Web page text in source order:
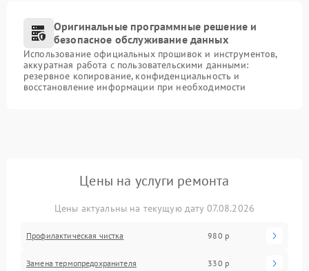
Оригинальные программные решение и
безопасное обслуживание данных
Использование официальных прошивок и инструментов,
аккуратная работа с пользовательскими данными:
резервное копирование, конфиденциальность и
восстановление информации при необходимости
Цены на услуги ремонта
Цены актуальны на текущую дату 07.08.2026
Профилактическая чистка 980 р
Замена термопредохранителя 330 р